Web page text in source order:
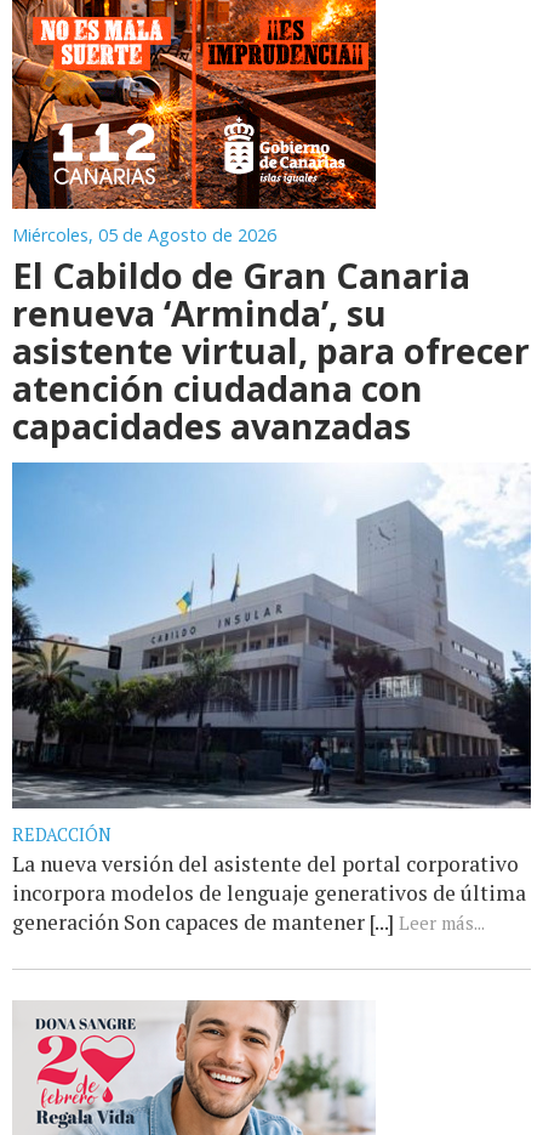
Miércoles, 05 de Agosto de 2026
El Cabildo de Gran Canaria
renueva ‘Arminda’, su
asistente virtual, para ofrecer
atención ciudadana con
capacidades avanzadas
REDACCIÓN
La nueva versión del asistente del portal corporativo
incorpora modelos de lenguaje generativos de última
generación Son capaces de mantener [...] Leer más...